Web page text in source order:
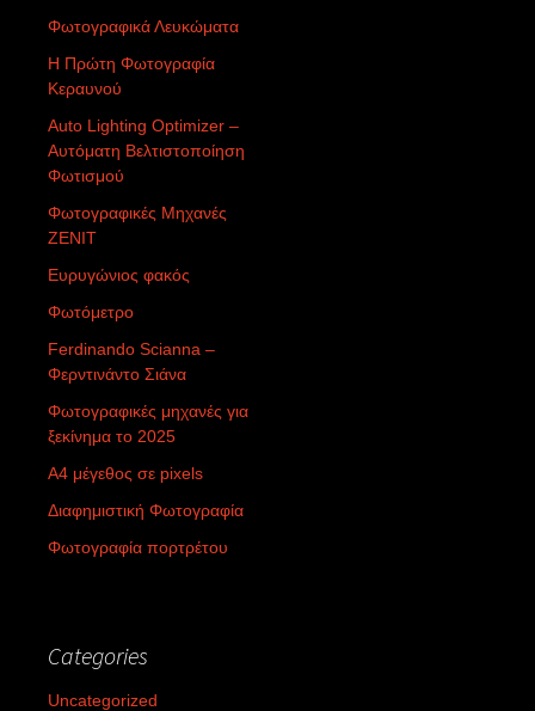
Φωτογραφικά Λευκώματα
Η Πρώτη Φωτογραφία
Κεραυνού
Auto Lighting Optimizer –
Αυτόματη Βελτιστοποίηση
Φωτισμού
Φωτογραφικές Μηχανές
ZENIT
Ευρυγώνιος φακός
Φωτόμετρο
Ferdinando Scianna –
Φερντινάντο Σιάνα
Φωτογραφικές μηχανές για
ξεκίνημα το 2025
Α4 μέγεθος σε pixels
Διαφημιστική Φωτογραφία
Φωτογραφία πορτρέτου
Categories
Uncategorized